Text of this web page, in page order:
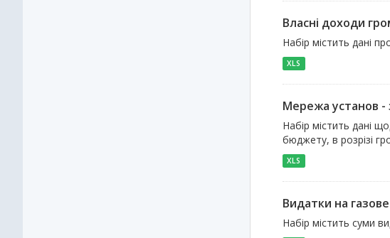
Власні доходи
Набір містить дані
XLS
Мережа установ -
Набір містить дані
бюджету, в розрізі
XLS
Видатки на
Набір містить суми